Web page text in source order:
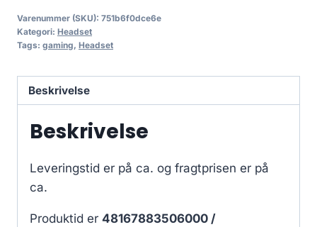
Varenummer (SKU): 751b6f0dce6e
Kategori: Headset
Tags: gaming, Headset
Beskrivelse
Beskrivelse
Leveringstid er på ca. og fragtprisen er på
ca.
Produktid er 48167883506000 /